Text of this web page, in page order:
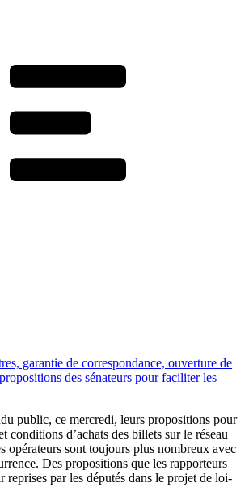
garantie de correspondance, ouverture de
des sénateurs pour faciliter les
public, ce mercredi, leurs propositions pour
conditions d’achats des billets sur le réseau
opérateurs sont toujours plus nombreux avec
Des propositions que les rapporteurs
reprises par les députés dans le projet de loi-